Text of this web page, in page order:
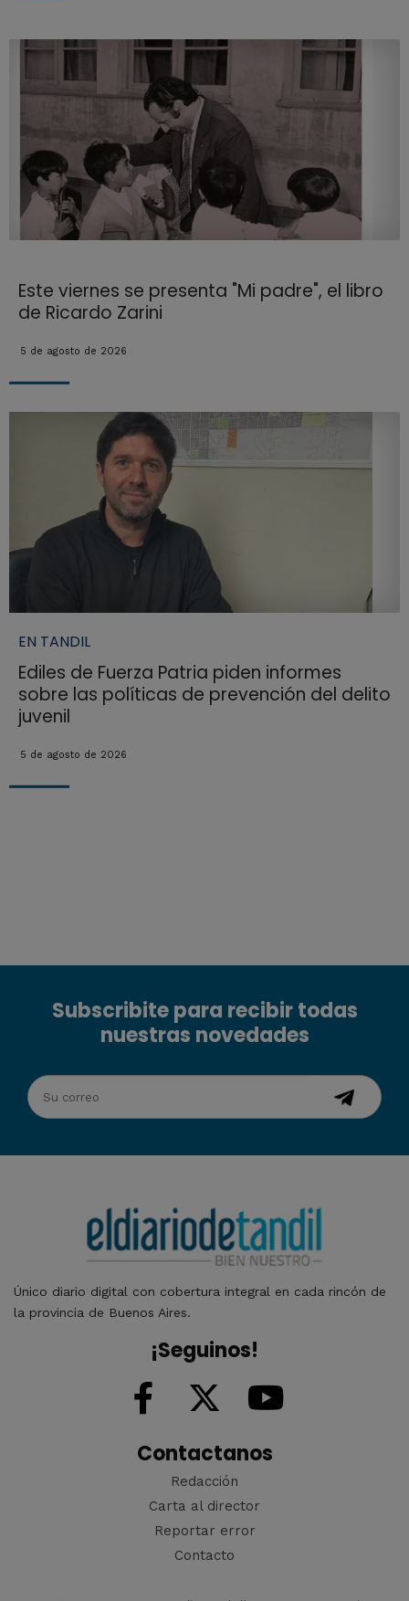
Este viernes se presenta "Mi padre", el libro
de Ricardo Zarini
5 de agosto de 2026
EN TANDIL
Ediles de Fuerza Patria piden informes
sobre las políticas de prevención del delito
juvenil
5 de agosto de 2026
Subscribite para recibir todas
nuestras novedades
Único diario digital con cobertura integral en cada rincón de
la provincia de Buenos Aires.
¡Seguinos!
Contactanos
Redacción
Carta al director
Reportar error
Contacto